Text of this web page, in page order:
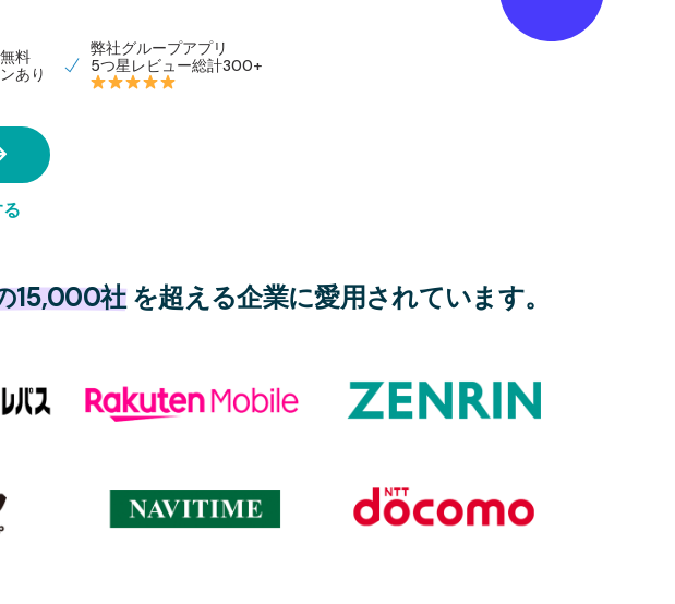
料
あり
弊社グループアプリ
5つ星レビュー総計300+
15,000社 を超える企業に愛用されています。